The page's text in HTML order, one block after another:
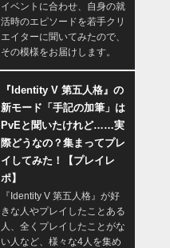
イベントに合わせ、自身の就
活時のエピソードを若手クリ
エイターに聞いてみたので、
その模様をお届けします。
『Identity V 第五人格』の
新モード「手記の加筆」は
PvEと聞いたけれど……実
際どうなの？集まってプレ
イしてみた！【プレイレ
ポ】
『Identity V 第五人格』が好
きな人やプレイしたことある
人、全くプレイしたことがな
い人など、様々な4人を集め